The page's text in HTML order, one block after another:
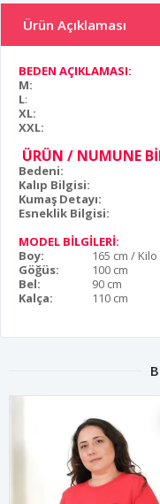
Ürün Açıklaması
BEDEN AÇIKLAMASI:
M:
L:
XL:
XXL:
ÜRÜN / NUMUNE
Bedeni:
Kalıp Bilgisi:
Kumaş Detayı:
Esneklik Bilgisi:
MODEL BİLGİLERİ:
Boy:
165 cm /
Göğüs:
100 cm
Bel:
90 cm
Kalça:
110 cm